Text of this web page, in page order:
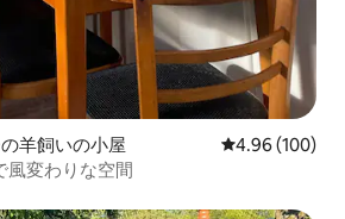
羊飼いの小屋 レビュー100
4.96 (100)
風変わりな空間